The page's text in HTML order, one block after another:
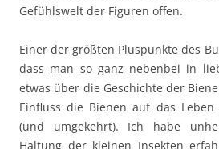
Gefühlswelt der Figuren offen.
Einer der größten Pluspunkte des
dass man so ganz nebenbei in
etwas über die Geschichte der
Einfluss die Bienen auf das
(und umgekehrt). Ich habe
Haltung der kleinen Insekten